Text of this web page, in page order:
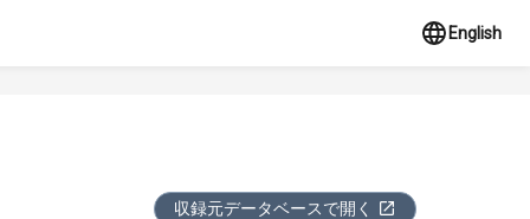
English
収録元データベースで開く